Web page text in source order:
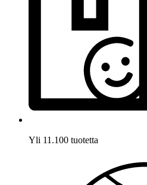
Yli 11.100 tuotetta